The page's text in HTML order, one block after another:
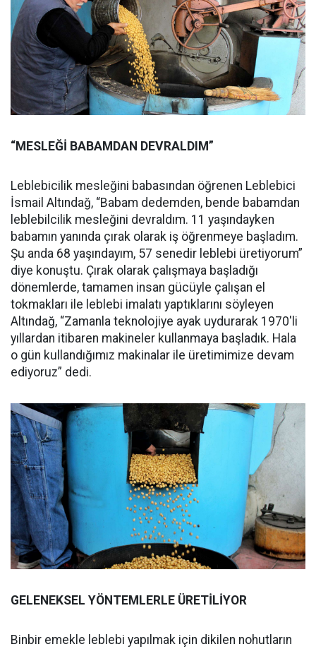
“MESLEĞİ BABAMDAN DEVRALDIM”
Leblebicilik mesleğini babasından öğrenen Leblebici
İsmail Altındağ, “Babam dedemden, bende babamdan
leblebilcilik mesleğini devraldım. 11 yaşındayken
babamın yanında çırak olarak iş öğrenmeye başladım.
Şu anda 68 yaşındayım, 57 senedir leblebi üretiyorum”
diye konuştu. Çırak olarak çalışmaya başladığı
dönemlerde, tamamen insan gücüyle çalışan el
tokmakları ile leblebi imalatı yaptıklarını söyleyen
Altındağ, “Zamanla teknolojiye ayak uydurarak 1970'li
yıllardan itibaren makineler kullanmaya başladık. Hala
o gün kullandığımız makinalar ile üretimimize devam
ediyoruz” dedi.
GELENEKSEL YÖNTEMLERLE ÜRETİLİYOR
Binbir emekle leblebi yapılmak için dikilen nohutların